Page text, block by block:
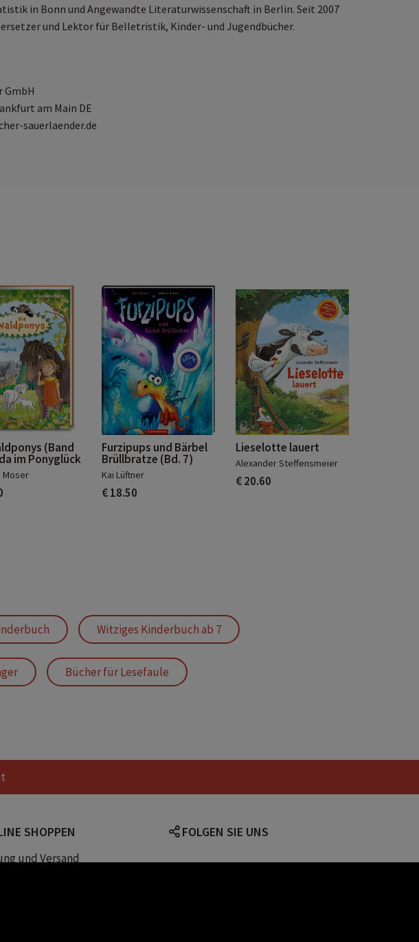
in Bonn und Angewandte Literaturwissenschaft in Berlin. Seit 2007
und Lektor für Belletristik, Kinder- und Jugendbücher.
GmbH
am Main DE
sauerlaender.de
(Band
im Ponyglück
Moser
Furzipups und Bärbel
Brüllbratze (Bd. 7)
Kai Lüftner
€ 18.50
Lieselotte lauert
Alexander Steffensmeier
€ 20.60
Witziges Kinderbuch ab 7
Bücher für Lesefaule
Tiere Kinderbuch mit Comicbildern
zum Lachen
SHOPPEN
und Versand
FOLGEN SIE UNS